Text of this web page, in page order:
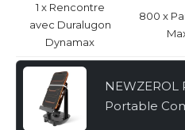
1 x Rencontre
avec Duralugon
Dynamax
800 x
Portable